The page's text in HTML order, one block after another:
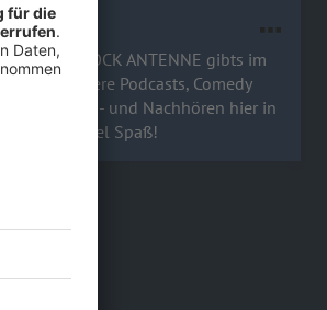
von ROCK ANTENNE gibts im
- unsere Podcasts, Comedy
mehr zum An- und Nachhören hier in
Mediathek. Viel Spaß!